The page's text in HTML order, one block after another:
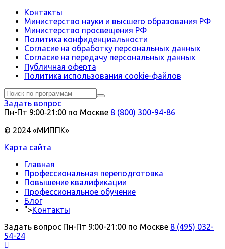
Контакты
Министерство науки и высшего образования РФ
Министерство просвещения РФ
Политика конфиденциальности
Согласие на обработку персональных данных
Согласие на передачу персональных данных
Публичная оферта
Политика использования сookie-файлов
Задать вопрос
Пн-Пт 9:00‑21:00 по Москве 8 (800) 300-94-86
© 2024 «МИППК»
Карта сайта
Главная
Профессиональная переподготовка
Повышение квалификации
Профессиональное обучение
Блог
">Контакты
Задать вопрос Пн-Пт 9:00-21:00 по Москве 8 (495) 032-
54-24